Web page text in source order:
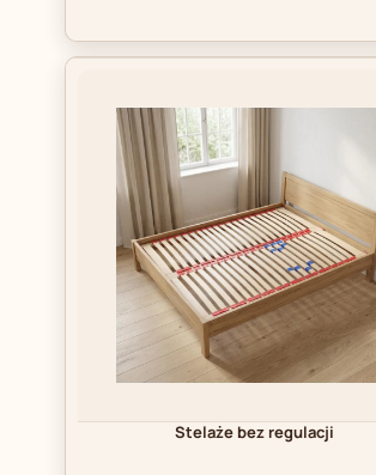
Stelaże bez regulacji